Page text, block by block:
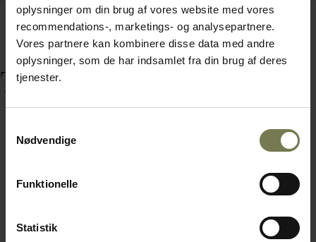
oplysninger om din brug af vores website med vores
recommendations-, marketings- og analysepartnere.
Vores partnere kan kombinere disse data med andre
oplysninger, som de har indsamlet fra din brug af deres
tjenester.
Nødvendige
Funktionelle
Statistik
Tilbehør